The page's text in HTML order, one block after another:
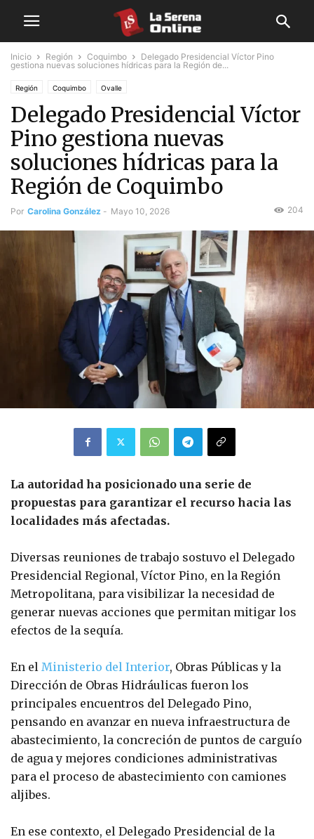
Inicio Región Coquimbo
Delegado Presidencial Víctor Pino
gestiona nuevas soluciones hídricas para la Región de...
Región Coquimbo Ovalle
Delegado Presidencial Víctor
Pino gestiona nuevas
soluciones hídricas para la
Región de Coquimbo
Por Carolina González - Mayo 10, 2026 204
La autoridad ha posicionado una serie de
propuestas para garantizar el recurso hacia las
localidades más afectadas.
Diversas reuniones de trabajo sostuvo el Delegado
Presidencial Regional, Víctor Pino, en la Región
Metropolitana, para visibilizar la necesidad de
generar nuevas acciones que permitan mitigar los
efectos de la sequía.
En el Ministerio del Interior, Obras Públicas y la
Dirección de Obras Hidráulicas fueron los
principales encuentros del Delegado Pino,
pensando en avanzar en nueva infraestructura de
abastecimiento, la concreción de puntos de carguío
de agua y mejores condiciones administrativas
para el proceso de abastecimiento con camiones
aljibes.
En ese contexto, el Delegado Presidencial de la